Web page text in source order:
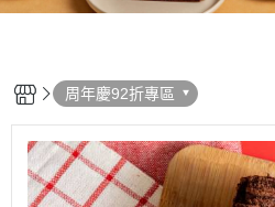
周年慶92折專區